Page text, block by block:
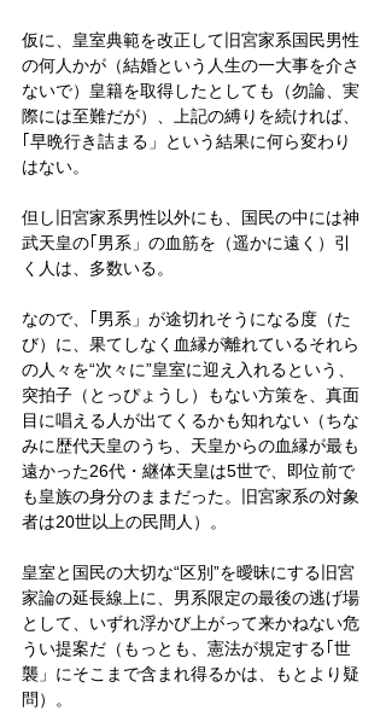
仮に、皇室典範を改正して旧宮家系国民男性
の何人かが（結婚という人生の一大事を介さ
ないで）皇籍を取得したとしても（勿論、実
際には至難だが）、上記の縛りを続ければ、
｢早晩行き詰まる」という結果に何ら変わり
はない。
但し旧宮家系男性以外にも、国民の中には神
武天皇の｢男系」の血筋を（遥かに遠く）引
く人は、多数いる。
なので、｢男系」が途切れそうになる度（た
び）に、果てしなく血縁が離れているそれら
の人々を“次々に”皇室に迎え入れるという、
突拍子（とっぴょうし）もない方策を、真面
目に唱える人が出てくるかも知れない（ちな
みに歴代天皇のうち、天皇からの血縁が最も
遠かった26代・継体天皇は5世で、即位前で
も皇族の身分のままだった。旧宮家系の対象
者は20世以上の民間人）。
皇室と国民の大切な“区別”を曖昧にする旧宮
家論の延長線上に、男系限定の最後の逃げ場
として、いずれ浮かび上がって来かねない危
うい提案だ（もっとも、憲法が規定する｢世
襲」にそこまで含まれ得るかは、もとより疑
問）。